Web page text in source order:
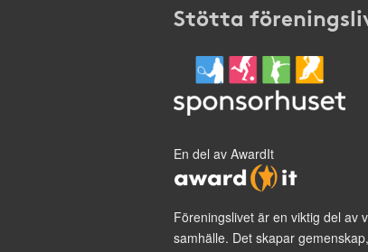
Stötta
En del av AwardIt
Föreningslivet är en viktig del av
samhälle. Det skapar gemenskap,